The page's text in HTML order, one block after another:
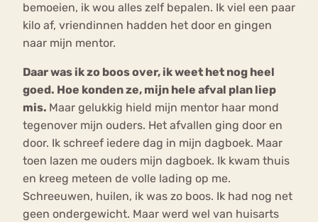
bemoeien, ik wou alles zelf bepalen. Ik viel een paar
kilo af, vriendinnen hadden het door en gingen
naar mijn mentor.
Daar was ik zo boos over, ik weet het nog heel
goed. Hoe konden ze, mijn hele afval plan liep
mis. Maar gelukkig hield mijn mentor haar mond
tegenover mijn ouders. Het afvallen ging door en
door. Ik schreef iedere dag in mijn dagboek. Maar
toen lazen me ouders mijn dagboek. Ik kwam thuis
en kreeg meteen de volle lading op me.
Schreeuwen, huilen, ik was zo boos. Ik had nog net
geen ondergewicht. Maar werd wel van huisarts